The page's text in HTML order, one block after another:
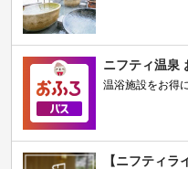
ニフティ温泉
温浴施設をお得
【ニフティ